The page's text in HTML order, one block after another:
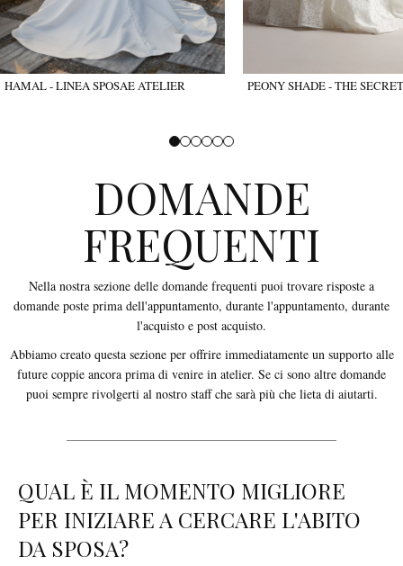
HAMAL - LINEA SPOSAE ATELIER PEONY SHADE - THE
DOMANDE
FREQUENTI
Nella nostra sezione delle domande frequenti puoi trovare risposte a
domande poste prima dell'appuntamento, durante l'appuntamento, durante
l'acquisto e post acquisto.
Abbiamo creato questa sezione per offrire immediatamente un supporto alle
future coppie ancora prima di venire in atelier. Se ci sono altre domande
puoi sempre rivolgerti al nostro staff che sarà più che lieta di aiutarti.
QUAL È IL MOMENTO MIGLIORE
PER INIZIARE A CERCARE L'ABITO
DA SPOSA?